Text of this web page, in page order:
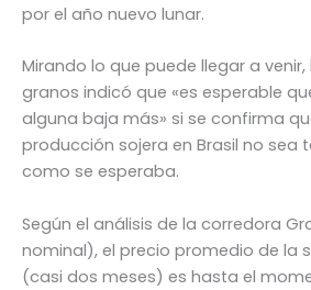
por el año nuevo lunar.
Mirando lo que puede llegar a
granos indicó que «es esperable
alguna baja más» si se confirma
producción sojera en Brasil no sea
como se esperaba.
Según el análisis de la corredora
nominal), el precio promedio de la
(casi dos meses) es hasta el